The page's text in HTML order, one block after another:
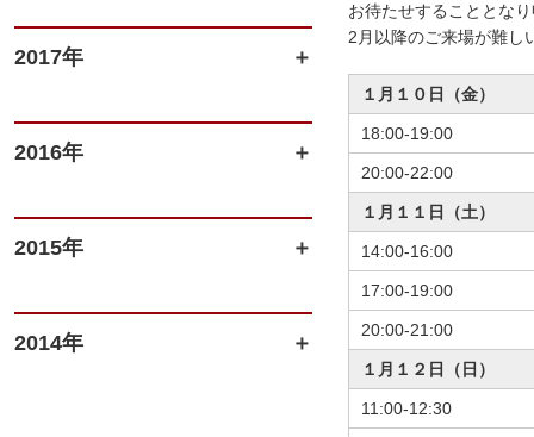
2017年
2016年
2015年
2014年
お待たせすることとな
2月以降のご来場が難し
１月１０日（金）
18:00-19:00
20:00-22:00
１月１１日（土）
14:00-16:00
17:00-19:00
20:00-21:00
１月１２日（日）
11:00-12:30